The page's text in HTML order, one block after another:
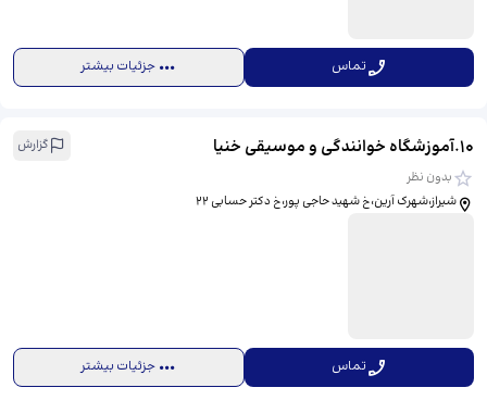
تماس جزئیات بیشتر
10
.آموزشگاه خوانندگی و موسیقی خنیا
گزارش
بدون نظر
شیراز،شهرک آرین،خ شهید حاجی پور،خ دکتر حسابی ۲۲
تماس جزئیات بیشتر